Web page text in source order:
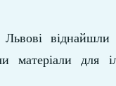
матеріали для